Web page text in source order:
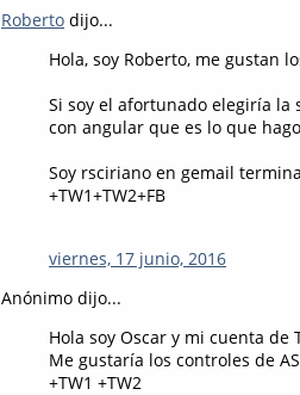
Roberto dijo...
Hola, soy Roberto, me gustan
Si soy el afortunado elegiría la
con angular que es lo que
Soy rsciriano en gemail
+TW1+TW2+FB
viernes, 17 junio, 2016
Anónimo dijo...
Hola soy Oscar y mi cuenta
Me gustaría los controles de
+TW1 +TW2